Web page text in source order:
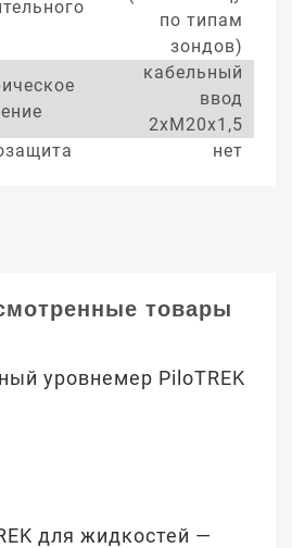
по типам
зондов)
кабельный
ввод
2хМ20х1,5
нет
товары
уровнемер PiloTREK
для жидкостей —